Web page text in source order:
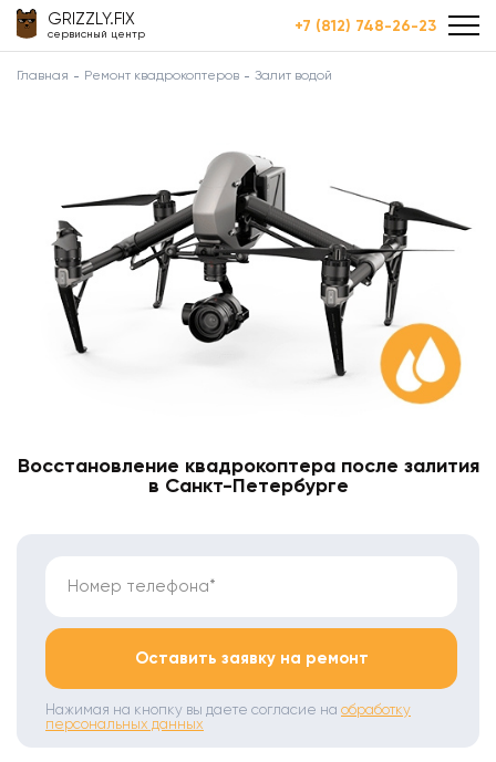
GRIZZLY.FIX
сервисный центр +7 (812) 748-26-23
Главная Ремонт квадрокоптеров Залит водой
Восстановление квадрокоптера после залития
в Санкт-Петербурге
Номер телефона*
Оставить заявку на ремонт
Нажимая на кнопку вы даете согласие на обработку
персональных данных